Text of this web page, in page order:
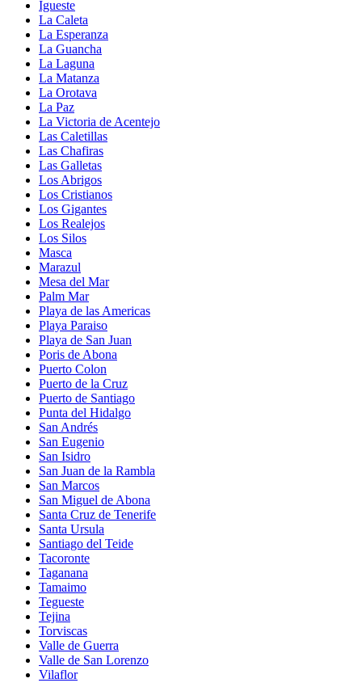
Igueste
La Caleta
La Esperanza
La Guancha
La Laguna
La Matanza
La Orotava
La Paz
La Victoria de Acentejo
Las Caletillas
Las Chafiras
Las Galletas
Los Abrigos
Los Cristianos
Los Gigantes
Los Realejos
Los Silos
Masca
Marazul
Mesa del Mar
Palm Mar
Playa de las Americas
Playa Paraiso
Playa de San Juan
Poris de Abona
Puerto Colon
Puerto de la Cruz
Puerto de Santiago
Punta del Hidalgo
San Andrés
San Eugenio
San Isidro
San Juan de la Rambla
San Marcos
San Miguel de Abona
Santa Cruz de Tenerife
Santa Ursula
Santiago del Teide
Tacoronte
Taganana
Tamaimo
Tegueste
Tejina
Torviscas
Valle de Guerra
Valle de San Lorenzo
Vilaflor